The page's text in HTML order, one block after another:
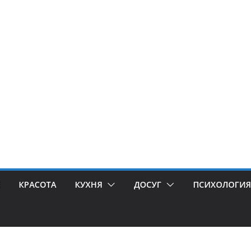
КРАСОТА КУХНЯ ДОСУГ ПСИХОЛОГИЯ